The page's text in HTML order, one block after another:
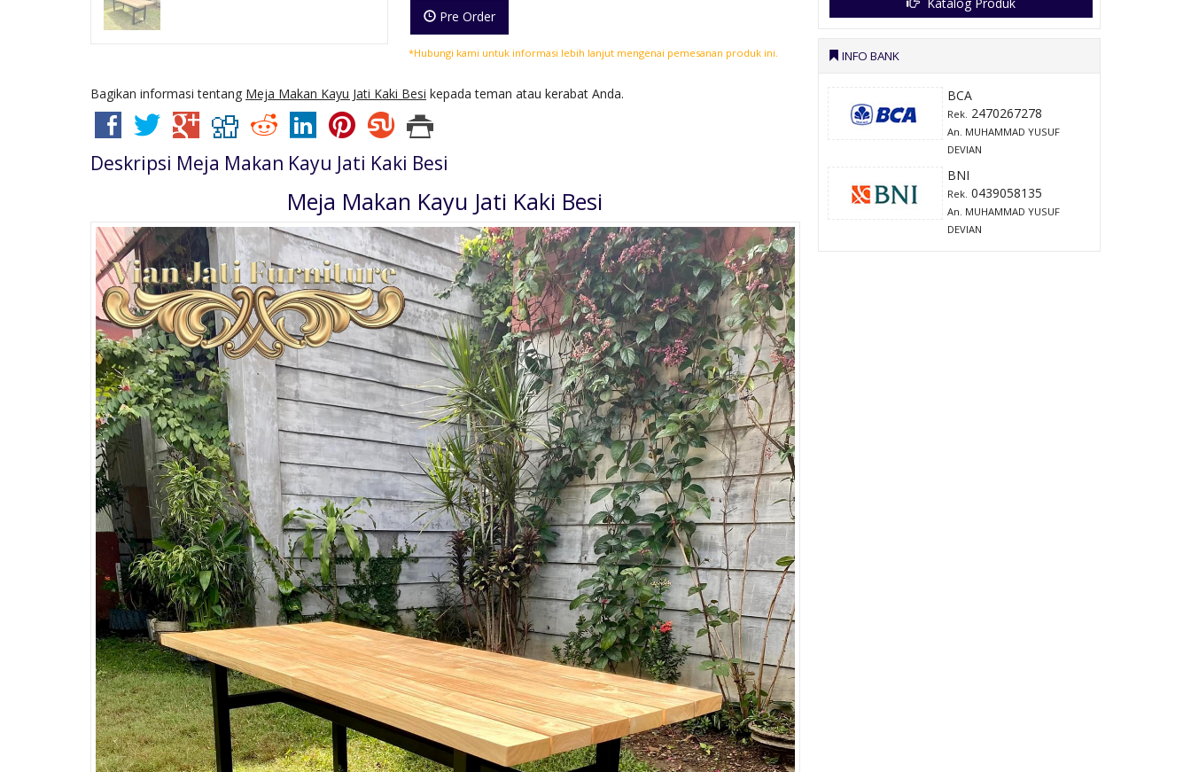
Pre Order
*Hubungi kami untuk informasi lebih lanjut mengenai pemesanan produk ini.
Bagikan informasi tentang Meja Makan Kayu Jati Kaki Besi kepada teman atau kerabat Anda.
Deskripsi Meja Makan Kayu Jati Kaki Besi
Meja Makan Kayu Jati Kaki Besi
INFO BANK
BCA
Rek. 2470267278
An. MUHAMMAD YUSUF
DEVIAN
BNI
Rek. 0439058135
An. MUHAMMAD YUSUF
DEVIAN